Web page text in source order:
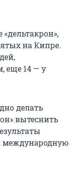
на Кипре.
еще 14 — у
делать
вытеснить
международную